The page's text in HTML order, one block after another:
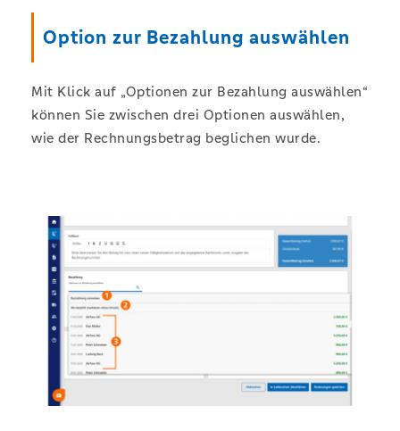
Option zur Bezahlung auswählen
Mit Klick auf „Optionen zur Bezahlung auswählen“
können Sie zwischen drei Optionen auswählen,
wie der Rechnungsbetrag beglichen wurde.